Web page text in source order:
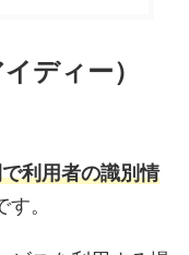
ディー）
利用者の識別情
。